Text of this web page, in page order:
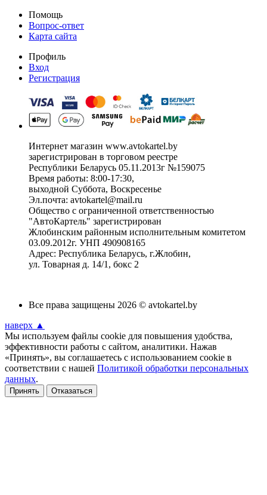
Помощь
Вопрос-ответ
Карта сайта
Профиль
Вход
Регистрация
Интернет магазин www.avtokartel.by
зарегистрирован в торговом реестре
Республики Беларусь 05.11.2013г №159075
Время работы: 8:00-17:30,
выходной Суббота, Воскресенье
Эл.почта: avtokartel@mail.ru
Общество с ограниченной ответственностью
"АвтоКартель" зарегистрирован
Жлобинским районным исполнительным комитетом
03.09.2012г. УНП 490908165
Адрес: Республика Беларусь, г.Жлобин,
ул. Товарная д. 14/1, бокс 2
Все права защищены 2026 © avtokartel.by
наверх ▲
Мы используем файлы cookie для повышения удобства,
эффективности работы с сайтом, аналитики. Нажав
«Принять», вы соглашаетесь с использованием cookie в
соответствии с нашей Политикой обработки персональных
данных.
Принять Отказаться